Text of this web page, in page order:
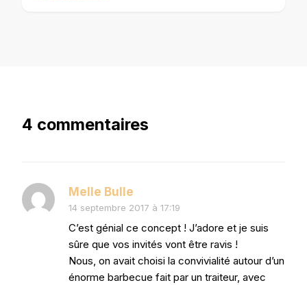
4 commentaires
Melle Bulle
14 septembre 2017 à 17:19
C’est génial ce concept ! J’adore et je suis
sûre que vos invités vont être ravis !
Nous, on avait choisi la convivialité autour d’un
énorme barbecue fait par un traiteur, avec